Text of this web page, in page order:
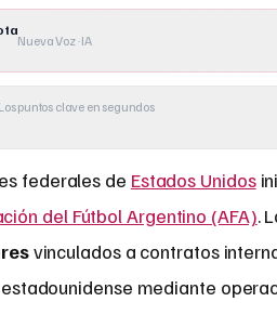
Nueva Voz · IA
puntos clave en segundos
federales de Estados Unidos
del Fútbol Argentino (AFA).
vinculados a contratos
mediante